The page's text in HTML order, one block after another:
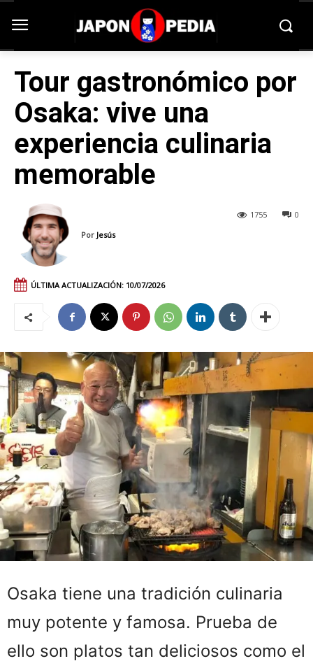
Tour gastronómico por
Osaka: vive una
experiencia culinaria
memorable
0
1755
Por Jesús
ÚLTIMA ACTUALIZACIÓN: 10/07/2026
Osaka tiene una tradición culinaria
muy potente y famosa. Prueba de
ello son platos tan deliciosos como el